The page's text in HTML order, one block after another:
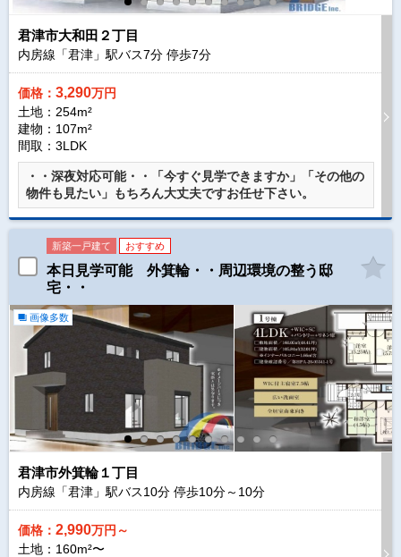
君津市大和田２丁目
内房線「君津」駅バス7分 停歩7分
価格： 3,290万円
土地：254m²
建物：107m²
間取：3LDK
・・深夜対応可能・・「今すぐ見学できますか」「その他の
物件も見たい」もちろん大丈夫ですお任せ下さい。
新築一戸建て おすすめ
本日見学可能 外箕輪・・周辺環境の整う邸
宅・・
画像多数
君津市外箕輪１丁目
内房線「君津」駅バス10分 停歩10分～ 10分
価格： 2,990万円～
土地：160m²〜